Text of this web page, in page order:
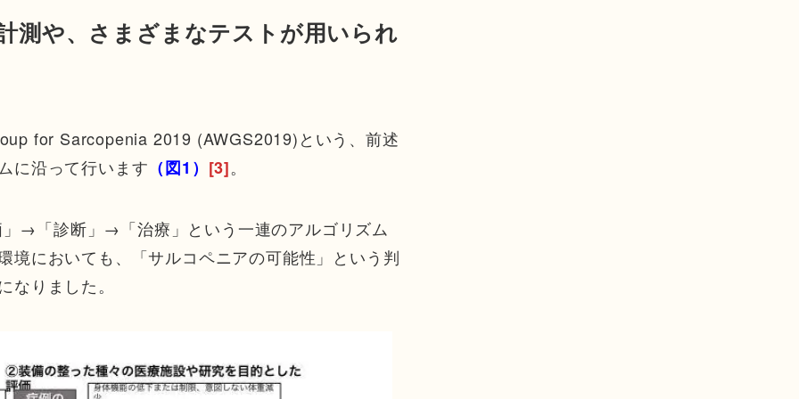
測や、さまざまなテストが用いられ
for Sarcopenia 2019 (AWGS2019)という、前述
に沿って行います （図1） [3]。
→「診断」→「治療」という一連のアルゴリズム
境においても、「サルコペニアの可能性」という判
りました。